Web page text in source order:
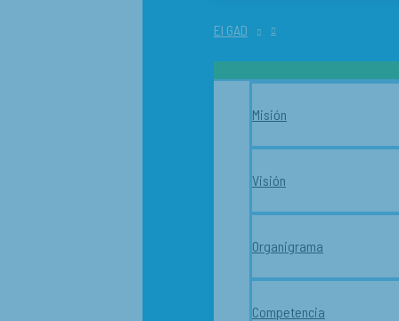
El GAD
Misión
Visión
Organigrama
Competencia